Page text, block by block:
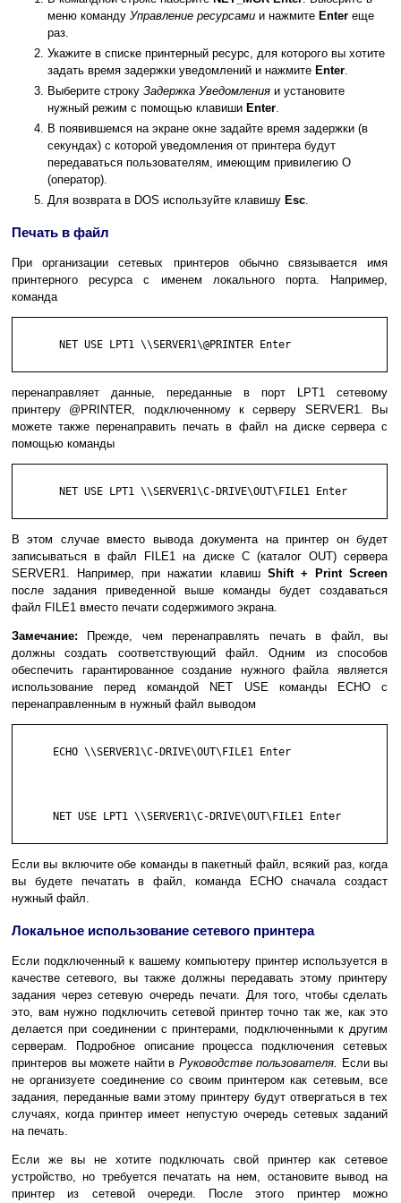
меню команду Управление ресурсами и нажмите Enter еще
раз.
Укажите в списке принтерный ресурс, для которого вы хотите
задать время задержки уведомлений и нажмите Enter.
Выберите строку Задержка Уведомления и установите
нужный режим с помощью клавиши Enter.
В появившемся на экране окне задайте время задержки (в
секундах) с которой уведомления от принтера будут
передаваться пользователям, имеющим привилегию О
(оператор).
Для возврата в DOS используйте клавишу Esc.
Печать в файл
При организации сетевых принтеров обычно связывается имя
принтерного ресурса с именем локального порта. Например,
команда
       NET USE LPT1 \\SERVER1\@PRINTER Enter
перенаправляет данные, переданные в порт LPT1 сетевому
принтеру @PRINTER, подключенному к серверу SERVER1. Вы
можете также перенаправить печать в файл на диске сервера с
помощью команды
       NET USE LPT1 \\SERVER1\C-DRIVE\OUT\FILE1 Enter
В этом случае вместо вывода документа на принтер он будет
записываться в файл FILE1 на диске С (каталог OUT) сервера
SERVER1. Например, при нажатии клавиш Shift + Print Screen
после задания приведенной выше команды будет создаваться
файл FILE1 вместо печати содержимого экрана.
Замечание: Прежде, чем перенаправлять печать в файл, вы
должны создать соответствующий файл. Одним из способов
обеспечить гарантированное создание нужного файла является
использование перед командой NET USE команды ECHO с
перенаправленным в нужный файл выводом
      ECHO \\SERVER1\C-DRIVE\OUT\FILE1 Enter
      NET USE LPT1 \\SERVER1\C-DRIVE\OUT\FILE1 Enter
Если вы включите обе команды в пакетный файл, всякий раз, когда
вы будете печатать в файл, команда ECHO сначала создаст
нужный файл.
Локальное использование сетевого принтера
Если подключенный к вашему компьютеру принтер используется в
качестве сетевого, вы также должны передавать этому принтеру
задания через сетевую очередь печати. Для того, чтобы сделать
это, вам нужно подключить сетевой принтер точно так же, как это
делается при соединении с принтерами, подключенными к другим
серверам. Подробное описание процесса подключения сетевых
принтеров вы можете найти в Руководстве пользователя. Если вы
не организуете соединение со своим принтером как сетевым, все
задания, переданные вами этому принтеру будут отвергаться в тех
случаях, когда принтер имеет непустую очередь сетевых заданий
на печать.
Если же вы не хотите подключать свой принтер как сетевое
устройство, но требуется печатать на нем, остановите вывод на
принтер из сетевой очереди. После этого принтер можно